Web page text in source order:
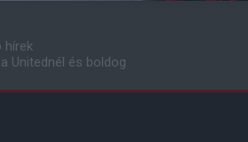
hírek
Unitednél és boldog